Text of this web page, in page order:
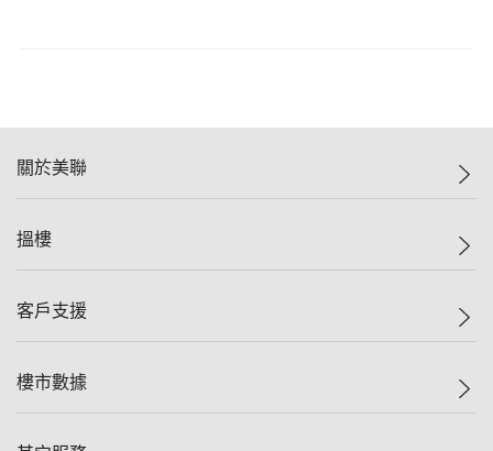
關於美聯
美聯集團
人才招募
搵樓
一手新盤
減價
客戶支援
自助放盤
樓市數據
樓價指數